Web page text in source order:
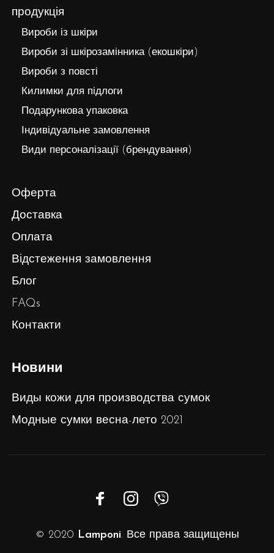
продукція
Вироби із шкіри
Вироби зі шкірозамінника (екошкіри)
Вироби з повсті
Килимки для підлоги
Подарункова упаковка
Індивідуальне замовлення
Види персоналізації (брендування)
Оферта
Доставка
Оплата
Відстеження замовлення
Блог
FAQs
Контакти
Новини
Виды кожи для производства сумок
Модные сумки весна-лето 2021
© 2020 Lamponi. Все права защищены